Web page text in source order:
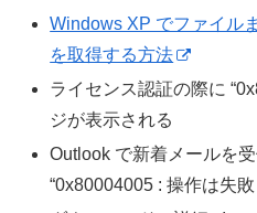
Windows XP でファイル
を取得する方法
ライセンス認証の際に
ジが表示される
Outlook で新着メールを
“0x80004005 : 操作は失